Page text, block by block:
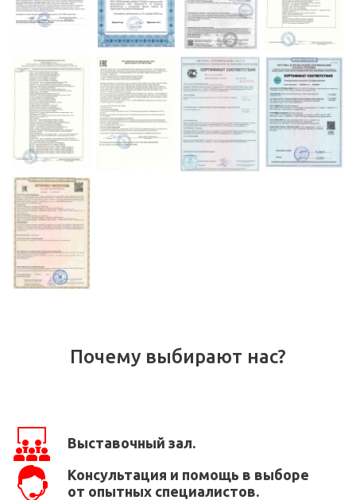
Почему выбирают нас?
Выставочный зал.
Консультация и помощь в выборе
от опытных специалистов.